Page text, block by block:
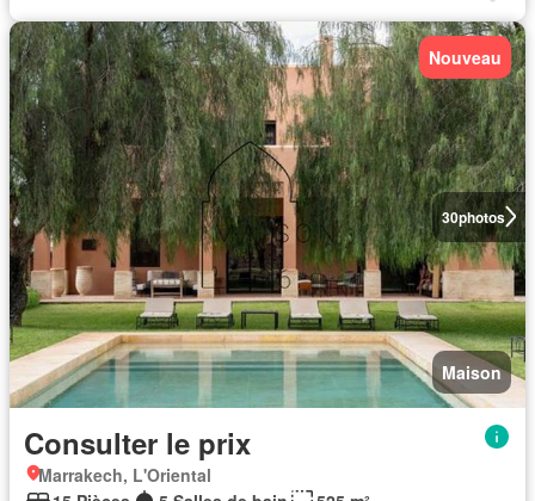
30photos
Nouveau
Maison
Consulter le prix
Marrakech, L'Oriental